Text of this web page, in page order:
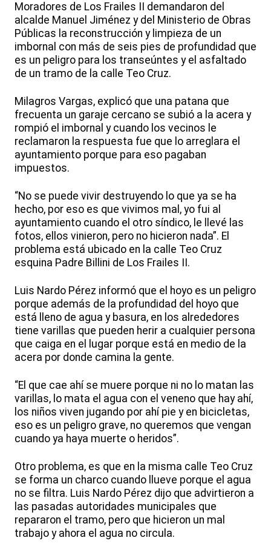
Moradores de Los Frailes II demandaron del
alcalde Manuel Jiménez y del Ministerio de Obras
Públicas la reconstrucción y limpieza de un
imbornal con más de seis pies de profundidad que
es un peligro para los transeúntes y el asfaltado
de un tramo de la calle Teo Cruz.
Milagros Vargas, explicó que una patana que
frecuenta un garaje cercano se subió a la acera y
rompió el imbornal y cuando los vecinos le
reclamaron la respuesta fue que lo arreglara el
ayuntamiento porque para eso pagaban
impuestos.
“No se puede vivir destruyendo lo que ya se ha
hecho, por eso es que vivimos mal, yo fui al
ayuntamiento cuando el otro síndico, le llevé las
fotos, ellos vinieron, pero no hicieron nada”. El
problema está ubicado en la calle Teo Cruz
esquina Padre Billini de Los Frailes II.
Luis Nardo Pérez informó que el hoyo es un peligro
porque además de la profundidad del hoyo que
está lleno de agua y basura, en los alrededores
tiene varillas que pueden herir a cualquier persona
que caiga en el lugar porque está en medio de la
acera por donde camina la gente.
“El que cae ahí se muere porque ni no lo matan las
varillas, lo mata el agua con el veneno que hay ahí,
los niños viven jugando por ahí pie y en bicicletas,
eso es un peligro grave, no queremos que vengan
cuando ya haya muerte o heridos”.
Otro problema, es que en la misma calle Teo Cruz
se forma un charco cuando llueve porque el agua
no se filtra. Luis Nardo Pérez dijo que advirtieron a
las pasadas autoridades municipales que
repararon el tramo, pero que hicieron un mal
trabajo y ahora el agua no circula.